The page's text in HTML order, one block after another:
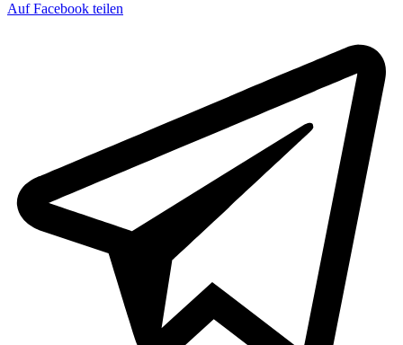
Auf Facebook teilen